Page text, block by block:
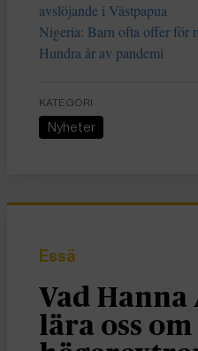
avslöjande i Västpapua
Nigeria: Barn ofta offer för
Hundra år av pandemi
KATEGORI
Nyheter
Essä
Vad
lära oss om